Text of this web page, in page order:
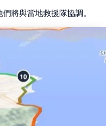
將與當地救援隊協調。